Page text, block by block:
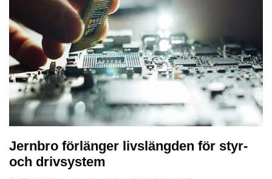
Jernbro förlänger livslängden för styr-
och drivsystem